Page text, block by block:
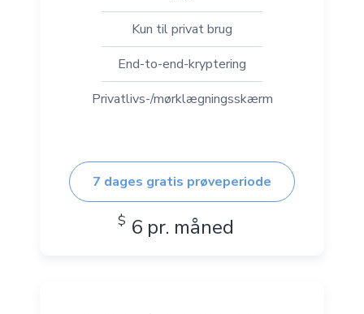
Kun til privat brug
End-to-end-kryptering
Privatlivs-/mørklægningsskærm
7 dages gratis prøveperiode
$ 6 pr. måned